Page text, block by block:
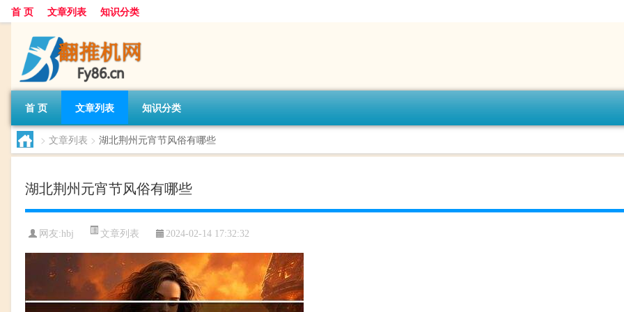
首 页 文章列表 知识分类
首 页 文章列表 知识分类
> 文章列表 > 湖北荆州元宵节风俗有哪些
湖北荆州元宵节风俗有哪些
网友:hbj 文章列表 2024-02-14 17:32:32